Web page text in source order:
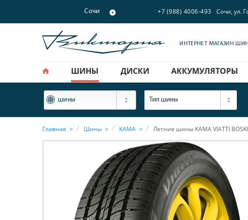
Сочи +7 (988) 4006-493 Сочи, ул.
ИНТЕРНЕТ МАГАЗИН ШИН
ШИНЫ ДИСКИ АККУМУЛЯТОРЫ
ФИЛЬТР
шины Тип шины
Главная Шины КАМА Летние шины КАМА VIATTI